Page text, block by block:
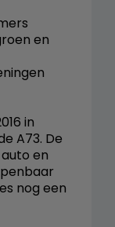
en
in
A73. De
en
nog een